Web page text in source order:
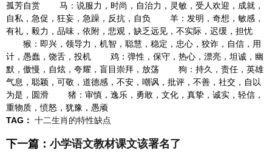
孤芳自赏 马：说服力，时尚，自治力，灵敏，受人欢迎，成就，
自私，急促，狂妄，急躁，反抗，自负 羊：发明，奇想，敏感，
有礼，毅力，品味，依附，悲观，缺乏远见，不实际，迟缓，担忧
猴：即兴，领导力，机智，聪慧，稳定，忠心，狡诈，自信，用
计，愚蠢，饶舌，投机 鸡：弹性，保守，热心，漂亮，坦诚，幽
默，傲慢，自炫，夸耀，盲目崇拜，放荡 狗：持久，责任，英雄
气息，聪颖，可敬，道德感，不安，嘲讽，批评，不善，社交，自以
为是，圆滑 猪：审慎，逸乐，勇敢，文化，真挚，诚实，轻信，
重物质，愤怒，犹豫，愚顽
TAG： 十二生肖的特性缺点
下一篇： 小学语文教材课文该署名了